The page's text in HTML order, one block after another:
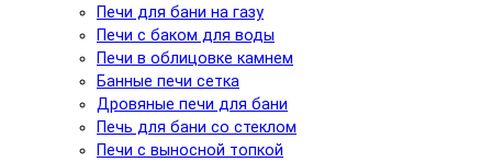
Печи для бани на газу
Печи с баком для воды
Печи в облицовке камнем
Банные печи сетка
Дровяные печи для бани
Печь для бани со стеклом
Печи с выносной топкой